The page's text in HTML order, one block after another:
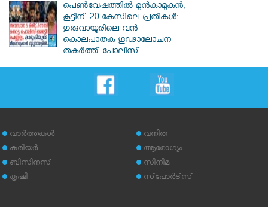
പെൺവേഷത്തിൽ മുൻകാമുകൻ,
കൂട്ടിന് 20 കേസിലെ പ്രതികൾ;
ഗുരുവായൂരിലെ വൻ
കൊലപാതക ഗൂഢാലോചന
തകർത്ത് പോലീസ്...
വാര്‍ത്തകള്‍
കരിയര്‍
ബിസിനസ്
കൃഷി
വനിത
ആരോഗ്യം
സിനിമ
സ്‌പോര്‍ട്‌സ്